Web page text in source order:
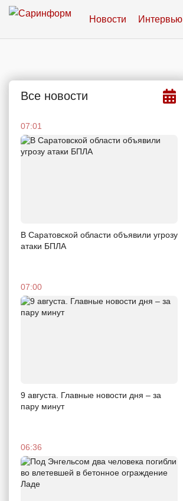
Новости Интервью
Все новости
07:01
В Саратовской области объявили угрозу
атаки БПЛА
07:00
9 августа. Главные новости дня – за
пару минут
06:36